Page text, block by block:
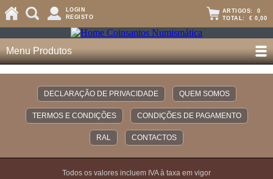
LOGIN
REGISTO
ARTIGOS: 0
TOTAL: € 0,00
Menu Produtos
DECLARAÇÃO DE PRIVACIDADE QUEM SOMOS
TERMOS E CONDIÇÕES CONDIÇÕES DE PAGAMENTO
RAL CONTACTOS
Todos os valores incluem IVA à taxa em vigor